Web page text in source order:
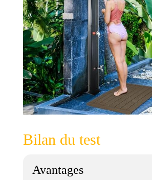
Bilan du test
Avantages